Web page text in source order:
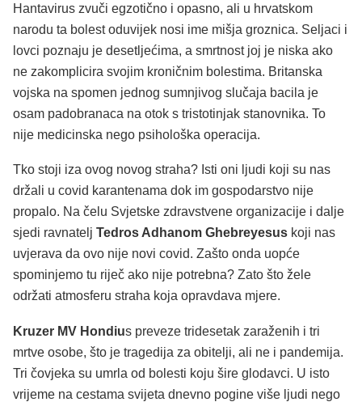
Hantavirus zvuči egzotično i opasno, ali u hrvatskom
narodu ta bolest oduvijek nosi ime mišja groznica. Seljaci i
lovci poznaju je desetljećima, a smrtnost joj je niska ako
ne zakomplicira svojim kroničnim bolestima. Britanska
vojska na spomen jednog sumnjivog slučaja bacila je
osam padobranaca na otok s tristotinjak stanovnika. To
nije medicinska nego psihološka operacija.
Tko stoji iza ovog novog straha? Isti oni ljudi koji su nas
držali u covid karantenama dok im gospodarstvo nije
propalo. Na čelu Svjetske zdravstvene organizacije i dalje
sjedi ravnatelj Tedros Adhanom Ghebreyesus koji nas
uvjerava da ovo nije novi covid. Zašto onda uopće
spominjemo tu riječ ako nije potrebna? Zato što žele
održati atmosferu straha koja opravdava mjere.
Kruzer MV Hondius preveze tridesetak zaraženih i tri
mrtve osobe, što je tragedija za obitelji, ali ne i pandemija.
Tri čovjeka su umrla od bolesti koju šire glodavci. U isto
vrijeme na cestama svijeta dnevno pogine više ljudi nego